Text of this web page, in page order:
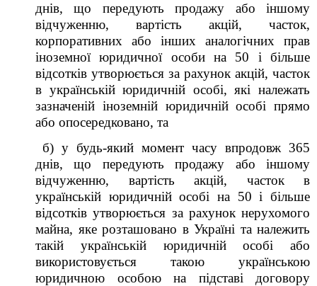
днів, що передують продажу або іншому
відчуженню, вартість акцій, часток,
корпоративних або інших аналогічних прав
іноземної юридичної особи на 50 і більше
відсотків утворюється за рахунок акцій, часток
в українській юридичній особі, які належать
зазначеній іноземній юридичній особі прямо
або опосередковано, та
б) у будь-який момент часу впродовж 365
днів, що передують продажу або іншому
відчуженню, вартість акцій, часток в
українській юридичній особі на 50 і більше
відсотків утворюється за рахунок нерухомого
майна, яке розташовано в Україні та належить
такій українській юридичній особі або
використовується такою українською
юридичною особою на підставі договору